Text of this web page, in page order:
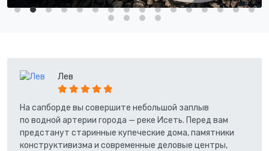
Лев
На сапборде вы совершите небольшой заплыв
по водной артерии города — реке Исеть. Перед вам
предстанут старинные купеческие дома, памятники
конструктивизма и современные деловые центры,